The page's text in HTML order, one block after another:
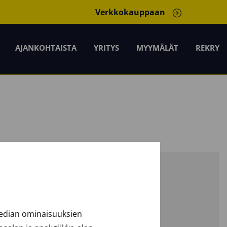
ominaisuuksien
Verkkokauppaan
AJANKOHTAISTA YRITYS MYYMÄLÄT REKRY
MULTINORM COLLEGE